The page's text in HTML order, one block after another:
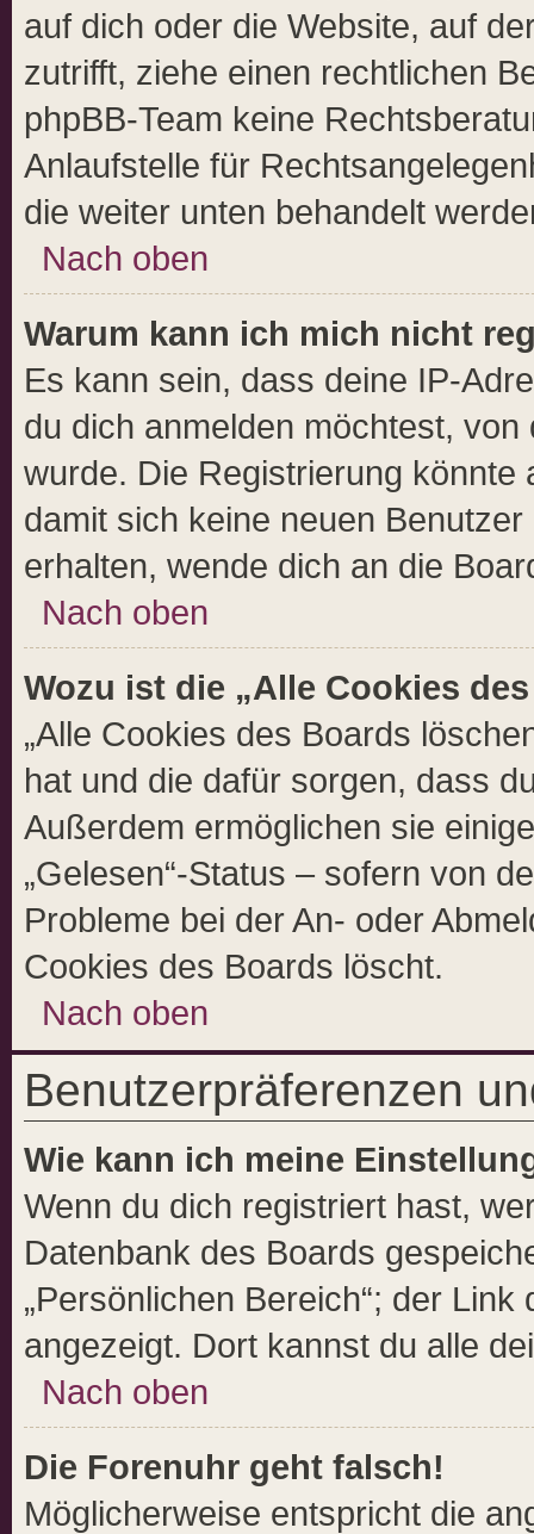
auf dich oder die Website, auf
zutrifft, ziehe einen rechtlichen
phpBB-Team keine
Anlaufstelle für
die weiter unten behandelt
Nach oben
Warum kann ich mich nicht
Es kann sein, dass deine IP-
du dich anmelden möchtest,
wurde. Die Registrierung
damit sich keine neuen
erhalten, wende dich an die
Nach oben
Wozu ist die „Alle Cookies
„Alle Cookies des Boards
hat und die dafür sorgen, dass
Außerdem ermöglichen sie
„Gelesen“-Status – sofern von
Probleme bei der An- oder
Cookies des Boards löscht.
Nach oben
Benutzerpräferenzen
Wie kann ich meine
Wenn du dich registriert hast,
Datenbank des Boards
„Persönlichen Bereich“; der
angezeigt. Dort kannst du alle
Nach oben
Die Forenuhr geht falsch!
Möglicherweise entspricht die